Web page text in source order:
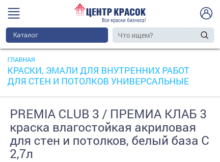
Каталог
ГЛАВНАЯ
КРАСКИ, ЭМАЛИ ДЛЯ ВНУТРЕННИХ РАБОТ
ДЛЯ СТЕН И ПОТОЛКОВ УНИВЕРСАЛЬНЫЕ
PREMIA CLUB 3 / ПРЕМИА КЛАБ 3
краска влагостойкая акриловая
для стен и потолков, белый база C
2,7л